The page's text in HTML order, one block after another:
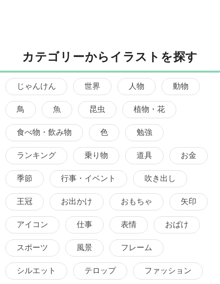
カテゴリーからイラストを探す
じゃんけん 世界 人物 動物
鳥 魚 昆虫 植物・花
食べ物・飲み物 色 勉強
ランキング 乗り物 道具 お金
季節 行事・イベント 吹き出し
王冠 お出かけ おもちゃ 矢印
アイコン 仕事 表情 おばけ
スポーツ 風景 フレーム
シルエット テロップ ファッション